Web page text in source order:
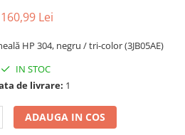
160,99 Lei
HP 304, negru / tri-color (3JB05AE)
IN STOC
de livrare: 1
ADAUGA IN COS